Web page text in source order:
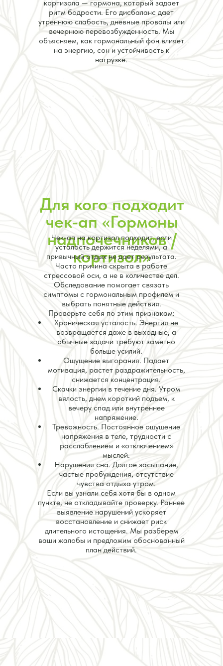
кортизола — гормона, который задает
ритм бодрости. Его дисбаланс дает
утреннюю слабость, дневные провалы или
вечернюю перевозбужденность. Мы
объясняем, как гормональный фон влияет
на энергию, сон и устойчивость к
нагрузке.
Для кого подходит
чек-ап «Гормоны
надпочечников /
кортизол»
Чек-ап на кортизол подходит, если
усталость держится неделями, а
привычный отдых не дает результата.
Часто причина скрыта в работе
стрессовой оси, а не в количестве дел.
Обследование помогает связать
симптомы с гормональным профилем и
выбрать понятные действия.
Проверьте себя по этим признакам:
Хроническая усталость. Энергия не
возвращается даже в выходные, а
обычные задачи требуют заметно
больше усилий.
Ощущение выгорания. Падает
мотивация, растет раздражительность,
снижается концентрация.
Скачки энергии в течение дня. Утром
вялость, днем короткий подъем, к
вечеру спад или внутреннее
напряжение.
Тревожность. Постоянное ощущение
напряжения в теле, трудности с
расслаблением и «отключением»
мыслей.
Нарушения сна. Долгое засыпание,
частые пробуждения, отсутствие
чувства отдыха утром.
Если вы узнали себя хотя бы в одном
пункте, не откладывайте проверку. Раннее
выявление нарушений ускоряет
восстановление и снижает риск
длительного истощения. Мы разберем
ваши жалобы и предложим обоснованный
план действий.